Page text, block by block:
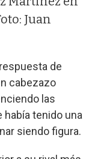
Juan
de
cabezazo
las
había tenido una
siendo figura.